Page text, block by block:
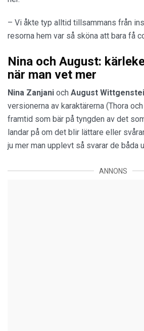
– Vi åkte typ alltid tillsammans från
resorna hem var så sköna att bara få
Nina och August:
när man vet mer
Nina Zanjani och August
versionerna av karaktärerna (Thora
framtid som bär på tyngden av det
landar på om det blir lättare eller
ju mer man upplevt så svarar de båda
ANNONS